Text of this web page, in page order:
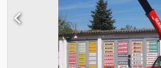
200 Schwerlaststapler, Kompaktstapler,
Seitenstapler in unserem Lager
Sie unsere Homepage - Mietkauf &
Konditionen sind für uns jederzeit
auch Ihren Gebrauchten frei an, auch